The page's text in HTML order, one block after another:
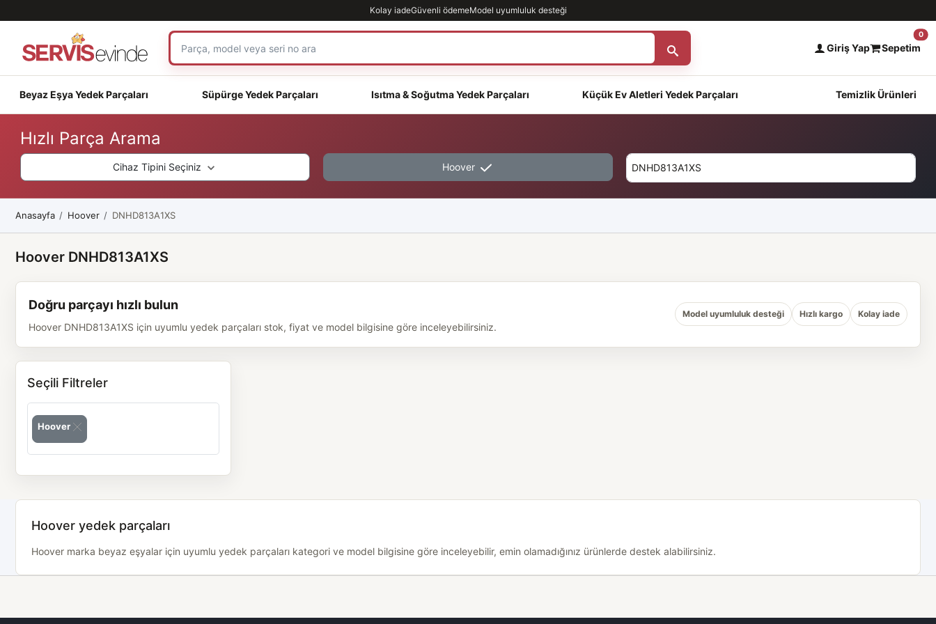
Kolay iadeGüvenli ödemeModel uyumluluk desteği
Giriş Yap Sepetim
0
Beyaz Eşya Yedek Parçaları Süpürge Yedek Parçaları Isıtma & Soğutma Yedek Parçaları Küçük Ev Aletleri Yedek Parçaları Temizlik Ürünleri
Hızlı Parça Arama
Cihaz Tipini Seçiniz Hoover
Anasayfa Hoover DNHD813A1XS
Hoover DNHD813A1XS
Doğru parçayı hızlı bulun
Hoover DNHD813A1XS için uyumlu yedek parçaları stok, fiyat ve model bilgisine göre inceleyebilirsiniz.
Model uyumluluk desteği Hızlı kargo Kolay iade
Seçili Filtreler
Hoover
Hoover yedek parçaları
Hoover marka beyaz eşyalar için uyumlu yedek parçaları kategori ve model bilgisine göre inceleyebilir, emin olamadığınız ürünlerde destek alabilirsiniz.